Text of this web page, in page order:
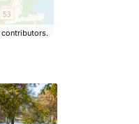
contributors.